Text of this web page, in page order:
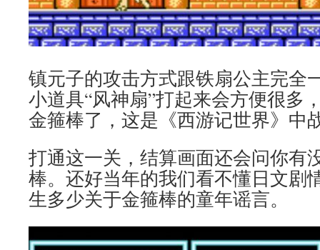
镇元子的攻击方式跟铁扇公主完全
小道具“风神扇”打起来会方便很多
金箍棒了，这是《西游记世界》中
打通这一关，结算画面还会问你有
棒。还好当年的我们看不懂日文剧
生多少关于金箍棒的童年谣言。